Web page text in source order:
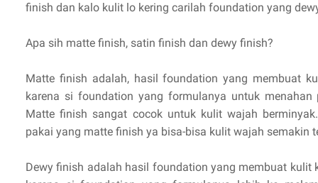
finish dan kalo kulit lo kering carilah foundation yang
Apa sih matte finish, satin finish dan dewy finish?
Matte finish adalah, hasil foundation yang membuat
karena si foundation yang formulanya untuk
Matte finish sangat cocok untuk kulit wajah
pakai yang matte finish ya bisa-bisa kulit wajah semakin
Dewy finish adalah hasil foundation yang membuat kulit